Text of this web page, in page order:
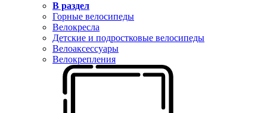
В раздел
Горные велосипеды
Велокресла
Детские и подростковые велосипеды
Велоаксессуары
Велокрепления